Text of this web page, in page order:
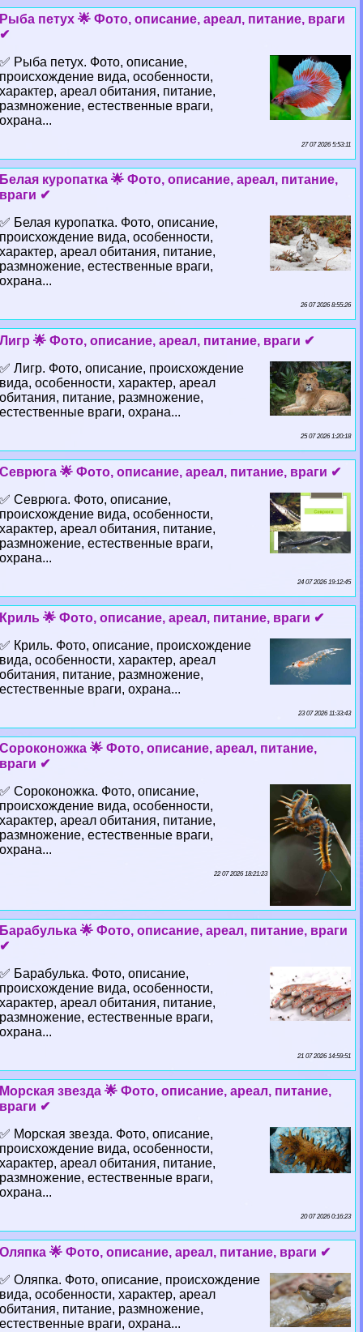
Рыба пeтyx 🌟 Фото, описание, ареал, питание, враги
✔
✅ Рыба пeтyx. Фото, описание,
происхождение вида, особенности,
хаpaктер, ареал обитания, питание,
размножение, естественные враги,
охрана...
27 07 2026 5:53:11
Белая куропатка 🌟 Фото, описание, ареал, питание,
враги ✔
✅ Белая куропатка. Фото, описание,
происхождение вида, особенности,
хаpaктер, ареал обитания, питание,
размножение, естественные враги,
охрана...
26 07 2026 8:55:26
Лигр 🌟 Фото, описание, ареал, питание, враги ✔
✅ Лигр. Фото, описание, происхождение
вида, особенности, хаpaктер, ареал
обитания, питание, размножение,
естественные враги, охрана...
25 07 2026 1:20:18
Севрюга 🌟 Фото, описание, ареал, питание, враги ✔
✅ Севрюга. Фото, описание,
происхождение вида, особенности,
хаpaктер, ареал обитания, питание,
размножение, естественные враги,
охрана...
24 07 2026 19:12:45
Криль 🌟 Фото, описание, ареал, питание, враги ✔
✅ Криль. Фото, описание, происхождение
вида, особенности, хаpaктер, ареал
обитания, питание, размножение,
естественные враги, охрана...
23 07 2026 11:33:43
Сороконожка 🌟 Фото, описание, ареал, питание,
враги ✔
✅ Сороконожка. Фото, описание,
происхождение вида, особенности,
хаpaктер, ареал обитания, питание,
размножение, естественные враги,
охрана...
22 07 2026 18:21:23
Баpaбулька 🌟 Фото, описание, ареал, питание, враги
✔
✅ Баpaбулька. Фото, описание,
происхождение вида, особенности,
хаpaктер, ареал обитания, питание,
размножение, естественные враги,
охрана...
21 07 2026 14:59:51
Морская звезда 🌟 Фото, описание, ареал, питание,
враги ✔
✅ Морская звезда. Фото, описание,
происхождение вида, особенности,
хаpaктер, ареал обитания, питание,
размножение, естественные враги,
охрана...
20 07 2026 0:16:23
Оляпка 🌟 Фото, описание, ареал, питание, враги ✔
✅ Оляпка. Фото, описание, происхождение
вида, особенности, хаpaктер, ареал
обитания, питание, размножение,
естественные враги, охрана...